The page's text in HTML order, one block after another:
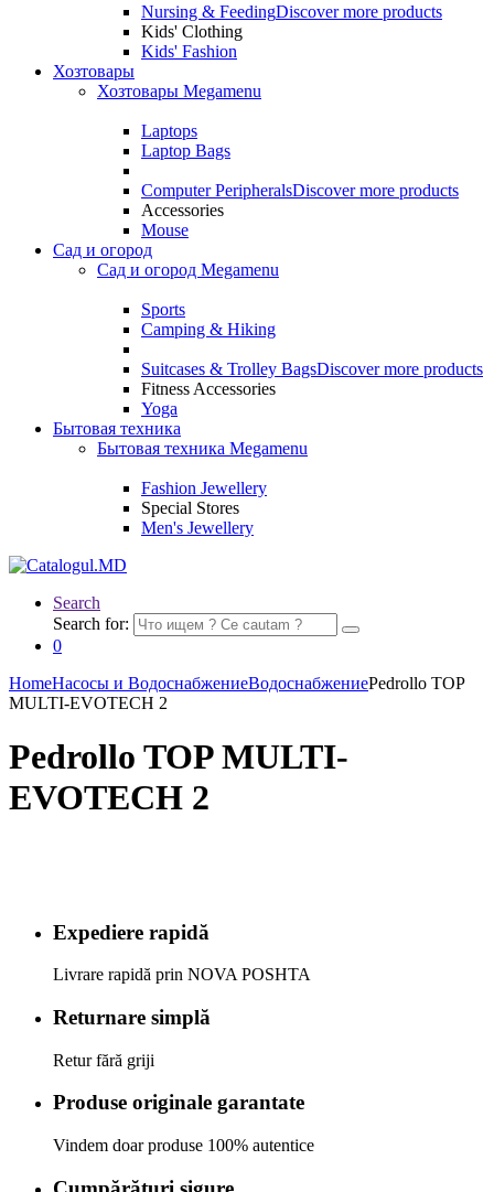
Nursing & FeedingDiscover more products
Kids' Clothing
Kids' Fashion
Хозтовары
Хозтовары Megamenu
Laptops
Laptop Bags
Computer PeripheralsDiscover more products
Accessories
Mouse
Сад и огород
Сад и огород Megamenu
Sports
Camping & Hiking
Suitcases & Trolley BagsDiscover more products
Fitness Accessories
Yoga
Бытовая техника
Бытовая техника Megamenu
Fashion Jewellery
Special Stores
Men's Jewellery
Search
Search for:
0
HomeНасосы и ВодоснабжениеВодоснабжениеPedrollo TOP
MULTI-EVOTECH 2
Pedrollo TOP MULTI-
EVOTECH 2
Expediere rapidă
Livrare rapidă prin NOVA POSHTA
Returnare simplă
Retur fără griji
Produse originale garantate
Vindem doar produse 100% autentice